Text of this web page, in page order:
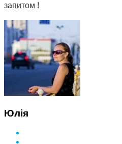
запитом !
Юлія